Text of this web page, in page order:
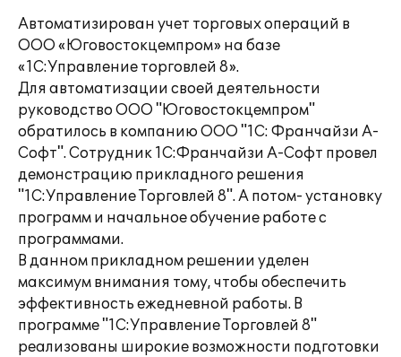
Автоматизирован учет торговых операций в
ООО «Юговостокцемпром» на базе
«1С:Управление торговлей 8».
Для автоматизации своей деятельности
руководство ООО "Юговостокцемпром"
обратилось в компанию ООО "1С: Франчайзи А-
Софт". Сотрудник 1С:Франчайзи А-Софт провел
демонстрацию прикладного решения
"1С:Управление Торговлей 8". А потом- установку
программ и начальное обучение работе с
программами.
В данном прикладном решении уделен
максимум внимания тому, чтобы обеспечить
эффективность ежедневной работы. В
программе "1С:Управление Торговлей 8"
реализованы широкие возможности подготовки